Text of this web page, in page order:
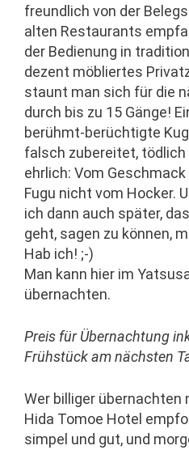
freundlich von der
alten Restaurants
der Bedienung in
dezent möbliertes
staunt man sich für die
durch bis zu 15 Gänge!
berühmt-berüchtigte
falsch zubereitet, tödlich
ehrlich: Vom
Fugu nicht vom Hocker.
ich dann auch später,
geht, sagen zu können,
Hab ich! ;-)
Man kann hier im
übernachten.
Preis für Übernachtung
Frühstück am nächsten
Wer billiger übernachten
Hida Tomoe Hotel
simpel und gut, und